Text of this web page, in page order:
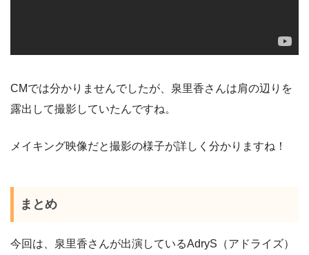
CMでは分かりませんでしたが、泉里香さんは肩の辺りを
露出して撮影していたんですね。
メイキング映像だと撮影の様子が詳しく分かりますね！
まとめ
今回は、泉里香さんが出演しているAdryS（アドライズ）